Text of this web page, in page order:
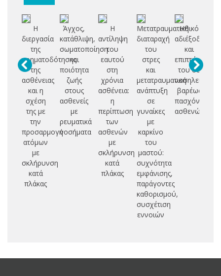
Η
διεργασία
της
νοηματοδότησης
της
ασθένειας
και η
σχέση
της με
την
προσαρμογή
ατόμων
με
σκλήρυνση
κατά
πλάκας
Άγχος,
κατάθλιψη,
σωματοποίηση
και
ποιότητα
ζωής
στους
ασθενείς
με
ρευματικά
νοσήματα
Η
αντίληψη
του
εαυτού
στη
χρόνια
ασθένεια:
η
περίπτωση
των
ασθενών
με
σκλήρυνση
κατά
πλάκας
Μετατραυματική
διαταραχή
του
στρες
και
μετατραυματική
ανάπτυξη
σε
γυναίκες
με
καρκίνο
του
μαστού:
συχνότητα
εμφάνισης,
παράγοντες
καθορισμού,
συσχέτιση
εννοιών
Ηθικό
αδιέξοδο
και
επιπτώσεις
του σε
νοσηλευτές
βαρέως
πασχόντων
ασθενών